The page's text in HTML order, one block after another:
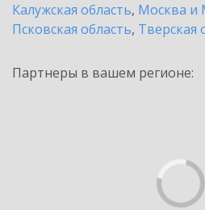
Калужская область, Москва и
Псковская область, Тверская
Партнеры в вашем регионе: